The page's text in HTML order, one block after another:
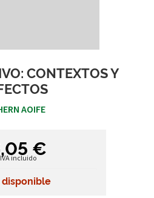
CONTEXTOS Y
AOIFE
€
IVA incluido
disponible